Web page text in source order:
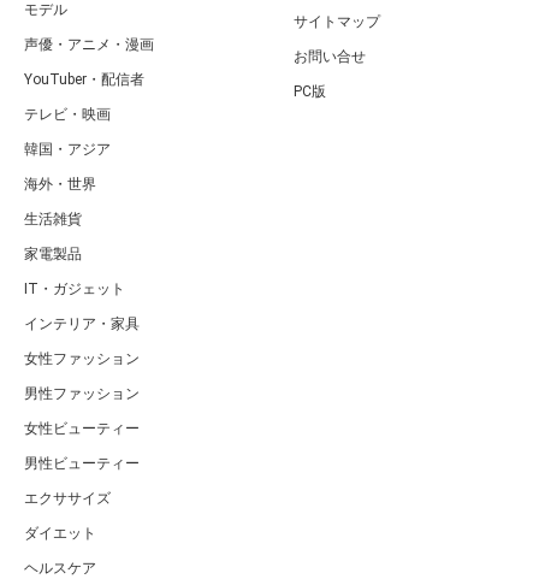
モデル
声優・アニメ・漫画
YouTuber・配信者
テレビ・映画
韓国・アジア
海外・世界
生活雑貨
家電製品
IT・ガジェット
インテリア・家具
女性ファッション
男性ファッション
女性ビューティー
男性ビューティー
エクササイズ
ダイエット
ヘルスケア
サイトマップ
お問い合せ
PC版